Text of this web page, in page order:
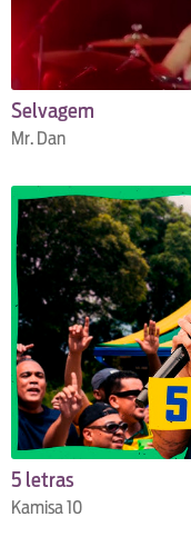
Selvagem
Mr. Dan
5 letras
Kamisa 10